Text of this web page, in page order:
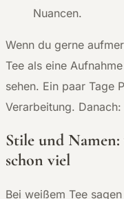
Nuancen.
Wenn du gerne
Tee als eine
sehen. Ein paar Tage
Verarbeitung.
Stile und Namen:
schon viel
Bei weißem Tee